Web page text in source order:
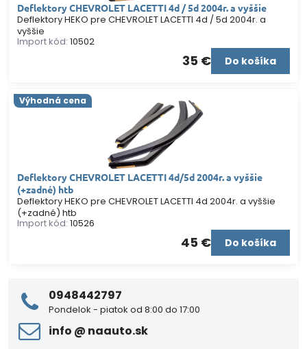
Deflektory CHEVROLET LACETTI 4d / 5d 2004r. a vyššie
Deflektory HEKO pre CHEVROLET LACETTI 4d / 5d 2004r. a
vyššie
Import kód: 10502
35 € Do košíka
Deflektory CHEVROLET LACETTI 4d/5d 2004r. a vyššie
(+zadné) htb
Výhodná cena
Deflektory HEKO pre CHEVROLET LACETTI 4d 2004r. a vyššie
(+zadné) htb
Import kód: 10526
45 € Do košíka
0948442797
Pondelok - piatok od 8:00 do 17:00
info ​@ naauto​.sk